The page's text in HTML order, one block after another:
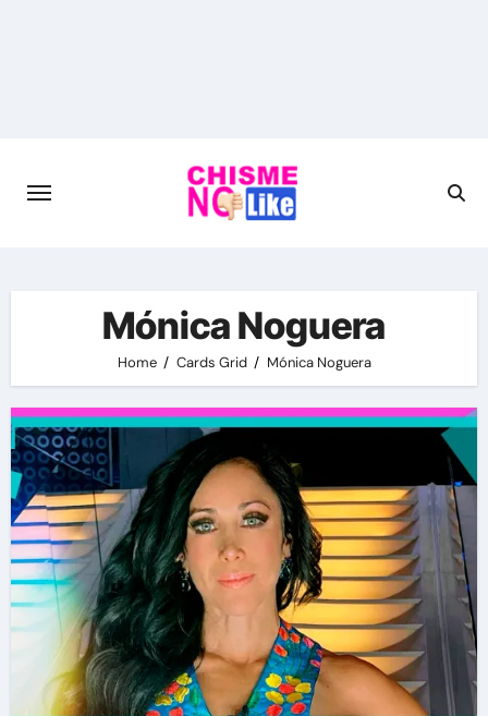
Mónica Noguera
Home Cards Grid Mónica Noguera